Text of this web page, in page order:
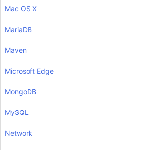
Mac OS X
MariaDB
Maven
Microsoft Edge
MongoDB
MySQL
Network